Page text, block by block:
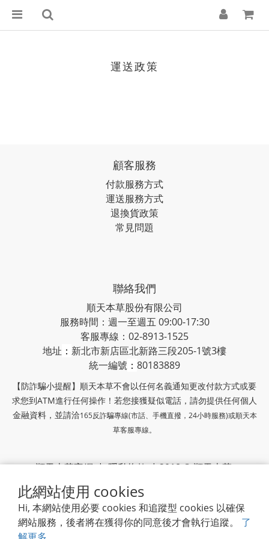
此網站使用 cookies
Hi, 本網站使用必要 cookies 和追蹤型 cookies 以確保
網站服務，後者將在獲得你的同意後才會執行追蹤。 了
運送政策
顧客服務
付款服務方式
運送服務方式
退換貨政策
常見問題
聯絡我們
順天本草股份有限公司
服務時間：週一至週五 09:00-17:30
客服專線：02-8913-1525
地址 ： 新北市新店區北新路三段205-1號3樓
統一編號 ： 80183889
【防詐騙小提醒】順天本草不會以任何名義通知更改付款方式或要
求您到ATM進行任何操作！若您接獲疑似電話，請勿提供任何個人
金融資料，並請洽165反詐騙專線(市話、手機直撥，24小時服務)或順天本
草客服專線。
順天本草官網|隱私條款| 2018 © 順天本草
順天堂集團